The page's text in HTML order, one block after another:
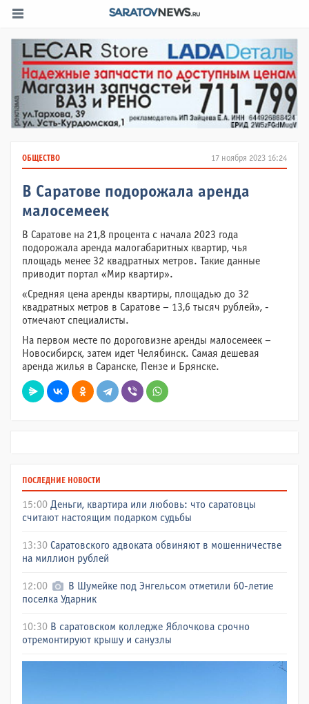
17 ноября 2023 16:24
ОБЩЕСТВО
В Саратове подорожала аренда
малосемеек
В Саратове на 21,8 процента с начала 2023 года
подорожала аренда малогабаритных квартир, чья
площадь менее 32 квадратных метров. Такие данные
приводит портал «Мир квартир».
«Средняя цена аренды квартиры, площадью до 32
квадратных метров в Саратове – 13,6 тысяч рублей», -
отмечают специалисты.
На первом месте по дороговизне аренды малосемеек –
Новосибирск, затем идет Челябинск. Самая дешевая
аренда жилья в Саранске, Пензе и Брянске.
ПОСЛЕДНИЕ НОВОСТИ
15:00 Деньги, квартира или любовь: что саратовцы
считают настоящим подарком судьбы
13:30 Саратовского адвоката обвиняют в мошенничестве
на миллион рублей
12:00
В Шумейке под Энгельсом отметили 60-летие
поселка Ударник
10:30 В саратовском колледже Яблочкова срочно
отремонтируют крышу и санузлы